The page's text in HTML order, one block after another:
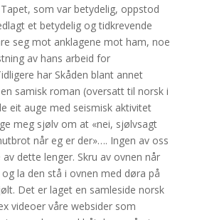
som var betydelig, oppstod
et betydelig og tidkrevende
seg mot anklagene mot ham, noe
av hans arbeid for
har Skåden blant annet
samisk roman (oversatt til norsk i
eit auge med seismisk aktivitet
meg sjølv om at «nei, sjølvsagt
når eg er der»…. Ingen av oss
dette lenger. Skru av ovnen når
la den stå i ovnen med døra på
Det er laget en samleside norsk
videoer våre websider som